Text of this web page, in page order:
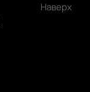
Наверх